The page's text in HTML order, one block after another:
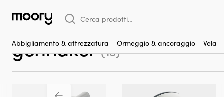
Cerca:
Abbigliamento & attrezzatura Ormeggio & ancoraggio Vela
Anelli di prua per
gennaker (15)